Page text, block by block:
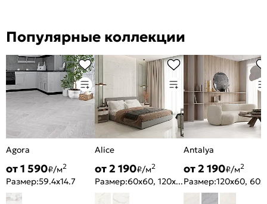
Популярные коллекции
Agora
от 1 590₽/м2
Размер:59.4x14.7
Alice
от 2 190₽/м2
Размер: 60x60, 120x60
Antalya
от 2 190₽/м2
Размер: